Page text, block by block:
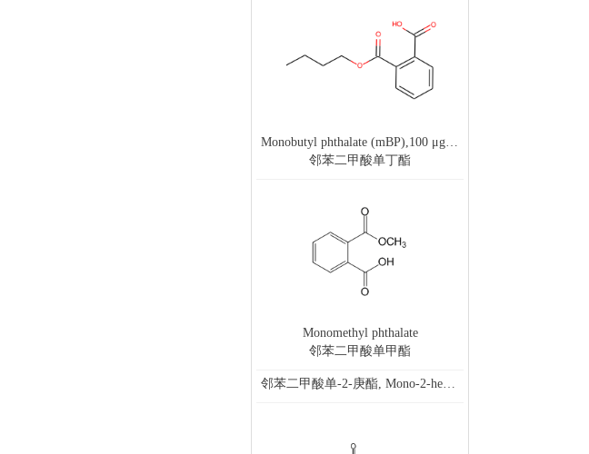
Monobutyl phthalate (mBP),100 μg/mL in AcCN
邻苯二甲酸单丁酯
Monomethyl phthalate
邻苯二甲酸单甲酯
邻苯二甲酸单-2-庚酯, Mono-2-heptyl phthalate